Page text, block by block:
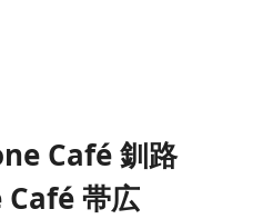
Café 釧路
帯広